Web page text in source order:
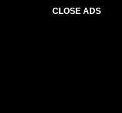
CLOSE ADS